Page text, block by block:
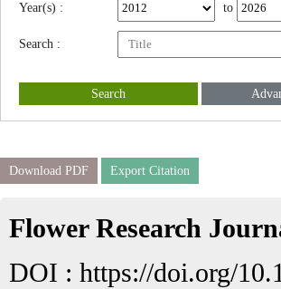
Year(s) : to
Search :
Search
Download PDF Export Citation
Flower Research
DOI : https://doi.org/